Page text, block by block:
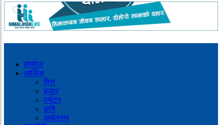
होमपेज
आर्थिक
वित्त
बजार
पर्यटन
कृषि
अर्थतन्त्र